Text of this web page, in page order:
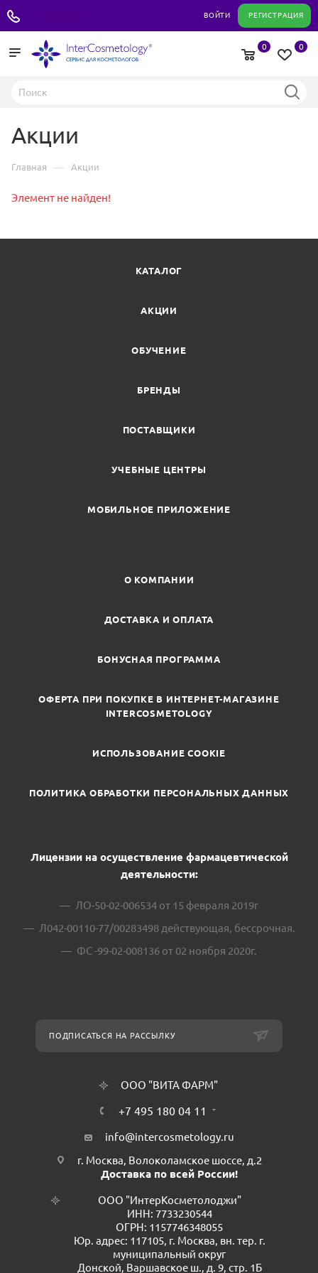
ВОЙТИ РЕГИСТРАЦИЯ
0
0
Акции
Главная — Акции
Элемент не найден!
КАТАЛОГ
АКЦИИ
ОБУЧЕНИЕ
БРЕНДЫ
ПОСТАВЩИКИ
УЧЕБНЫЕ ЦЕНТРЫ
МОБИЛЬНОЕ ПРИЛОЖЕНИЕ
О КОМПАНИИ
ДОСТАВКА И ОПЛАТА
БОНУСНАЯ ПРОГРАММА
ОФЕРТА ПРИ ПОКУПКЕ В ИНТЕРНЕТ-МАГАЗИНЕ
INTERCOSMETOLOGY
ИСПОЛЬЗОВАНИЕ COOKIE
ПОЛИТИКА ОБРАБОТКИ ПЕРСОНАЛЬНЫХ ДАННЫХ
Лицензии на осуществление фармацевтической
деятельности:
ЛО-50-02-006534 от 15 февраля 2019г
Л042-00110-77/00283498 действующая, бессрочная.
ФС -99-02-008136 от 02 ноября 2020г.
ПОДПИСАТЬСЯ НА РАССЫЛКУ
ООО "ВИТА ФАРМ"
+7 495 180 04 11
info@intercosmetology.ru
г. Москва, Волоколамское шоссе, д.2
Доставка по всей России!
ООО "ИнтерКосметолоджи"
ИНН: 7733230544
ОГРН: 1157746348055
Юр. адрес: 117105, г. Москва, вн. тер. г.
муниципальный округ
Донской, Варшавское ш., д. 9, стр. 1Б